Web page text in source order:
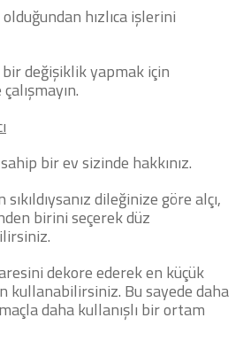
hızlıca işlerini
değişiklik yapmak için
bir ev sizinde hakkınız.
dileğinize göre alçı,
birini seçerek düz
dekore ederek en küçük
kullanabilirsiniz. Bu sayede daha
daha kullanışlı bir ortam